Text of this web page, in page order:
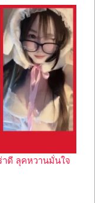
าดี ลุคหวานมั่นใจ